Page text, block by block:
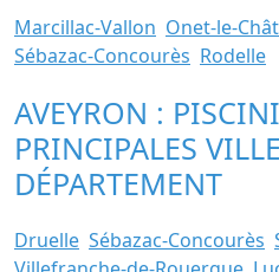
Marcillac-Vallon Onet-le-
Sébazac-Concourès Rodelle
AVEYRON :
PRINCIPALES
DÉPARTEMENT
Druelle Sébazac-Concourès